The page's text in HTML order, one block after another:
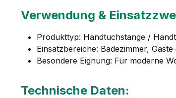
Verwendung &
Produkttyp: Handtuchstange /
Einsatzbereiche: Badezimmer,
Besondere Eignung: Für moderne
Technische Daten: